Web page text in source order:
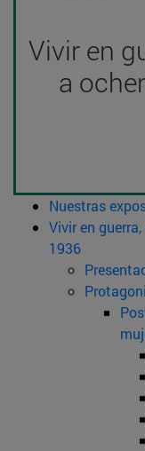
Vivir en
a
Nuestras
Vivir en
1936